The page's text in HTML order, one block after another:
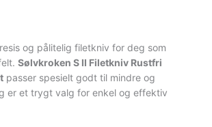
og pålitelig filetkniv for deg som
Sølvkroken S II Filetkniv Rustfri
passer spesielt godt til mindre og
er et trygt valg for enkel og effektiv